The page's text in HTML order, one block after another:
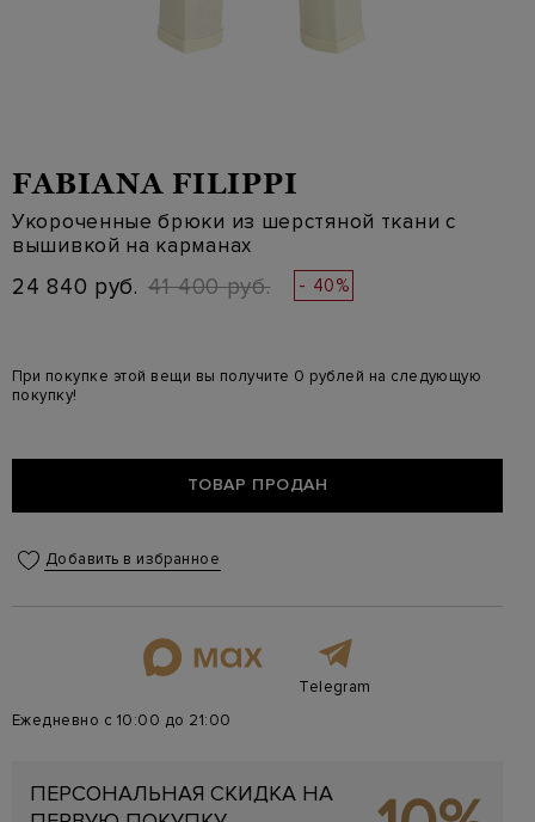
FABIANA FILIPPI
Укороченные брюки из шерстяной ткани c
вышивкой на карманах
24 840 руб. 41 400 руб. - 40%
При покупке этой вещи вы получите 0 рублей на следующую
покупку!
ТОВАР ПРОДАН
Добавить в избранное
Telegram
Ежедневно с 10:00 до 21:00
ПЕРСОНАЛЬНАЯ СКИДКА НА